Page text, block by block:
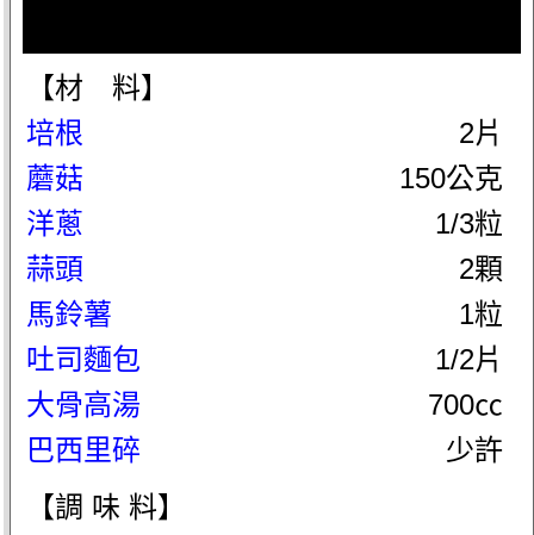
【材 料】
培根
2片
蘑菇
150公克
洋蔥
1/3粒
蒜頭
2顆
馬鈴薯
1粒
吐司麵包
1/2片
大骨高湯
700㏄
巴西里碎
少許
【調 味 料】